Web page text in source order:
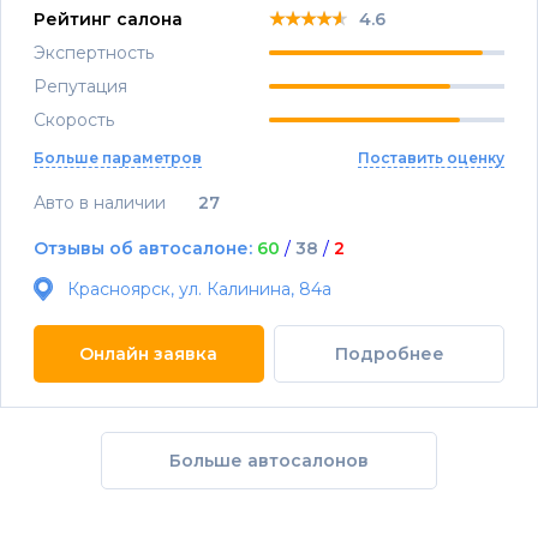
Рейтинг салона ★★★★★
★★★★★
★★★★★ 4.6
Экспертность
Репутация
Скорость
Больше параметров Поставить оценку
Авто в наличии 27
Отзывы об автосалоне: 60 / 38 / 2
Красноярск, ул. Калинина, 84а
Онлайн заявка Подробнее
Больше автосалонов